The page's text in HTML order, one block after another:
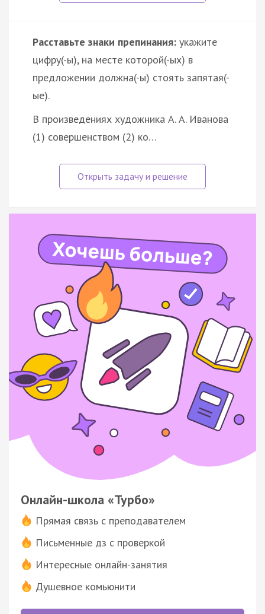
Расставьте знаки препинания: укажите
цифру(-ы), на месте которой(-ых) в
предложении должна(-ы) стоять запятая(-
ые).
В произведениях художника А. А. Иванова
(1) совершенством (2) ко…
Онлайн-школа «Турбо»
Прямая связь с преподавателем
Письменные дз с проверкой
Интересные онлайн-занятия
Душевное комьюнити